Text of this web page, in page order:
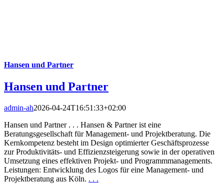
Hansen und Partner
Hansen und Partner
admin-ah2026-04-24T16:51:33+02:00
Hansen und Partner . . . Hansen & Partner ist eine
Beratungsgesellschaft für Management- und Projektberatung. Die
Kernkompetenz besteht im Design optimierter Geschäftsprozesse
zur Produktivitäts- und Effizienzsteigerung sowie in der operativen
Umsetzung eines effektiven Projekt- und Programmmanagements.
Leistungen: Entwicklung des Logos für eine Management- und
Projektberatung aus Köln. . . .